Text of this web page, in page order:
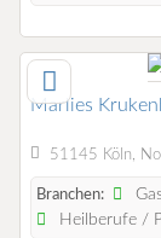
Marlies
51145 Köln,
Branchen:
Heilberufe /